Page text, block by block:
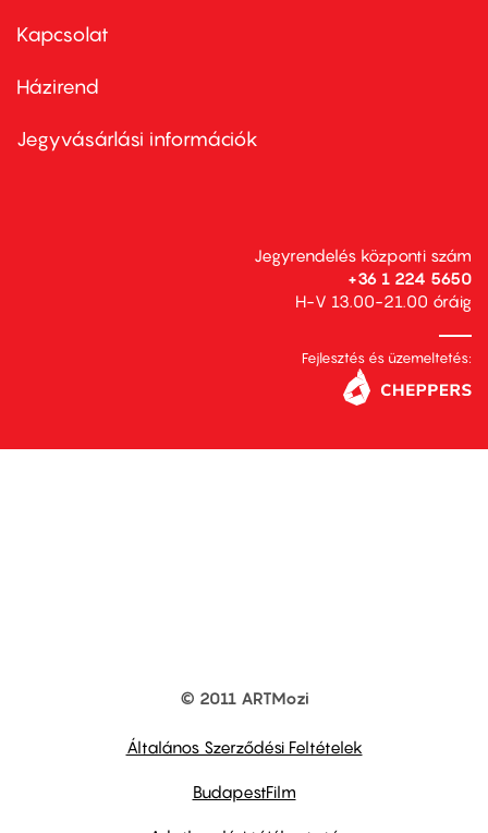
firstKapcsolat
Footer
second
Házirend
Jegyvásárlási információk
Jegyrendelés központi szám
+36 1 224 5650
H-V 13.00-21.00 óráig
Fejlesztés és üzemeltetés:
© 2011 ARTMozi
Általános Szerződési Feltételek
BudapestFilm